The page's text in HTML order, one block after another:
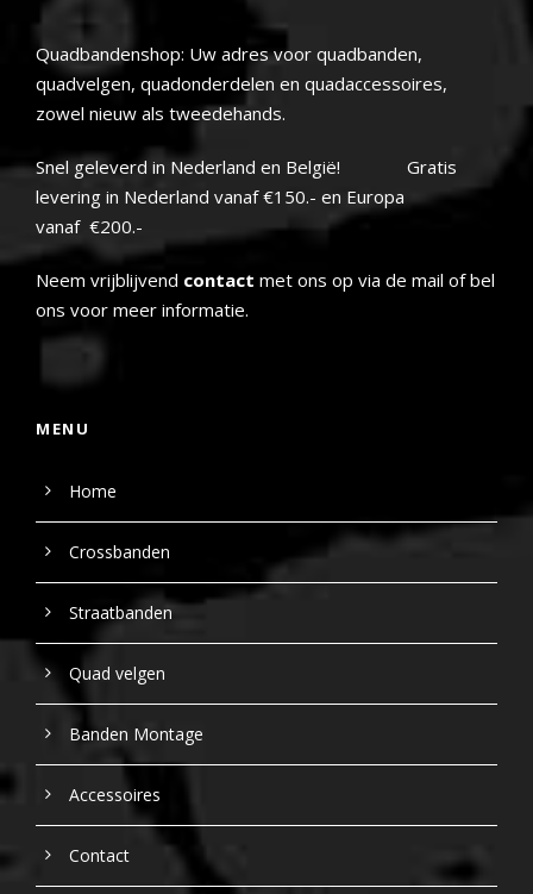
Quadbandenshop: Uw adres voor quadbanden,
quadvelgen, quadonderdelen en quadaccessoires,
zowel nieuw als tweedehands.
Snel geleverd in Nederland en België! Gratis
levering in Nederland vanaf €150.- en Europa
vanaf €200.-
Neem vrijblijvend contact met ons op via de mail of bel
ons voor meer informatie.
MENU
Home
Crossbanden
Straatbanden
Quad velgen
Banden Montage
Accessoires
Contact